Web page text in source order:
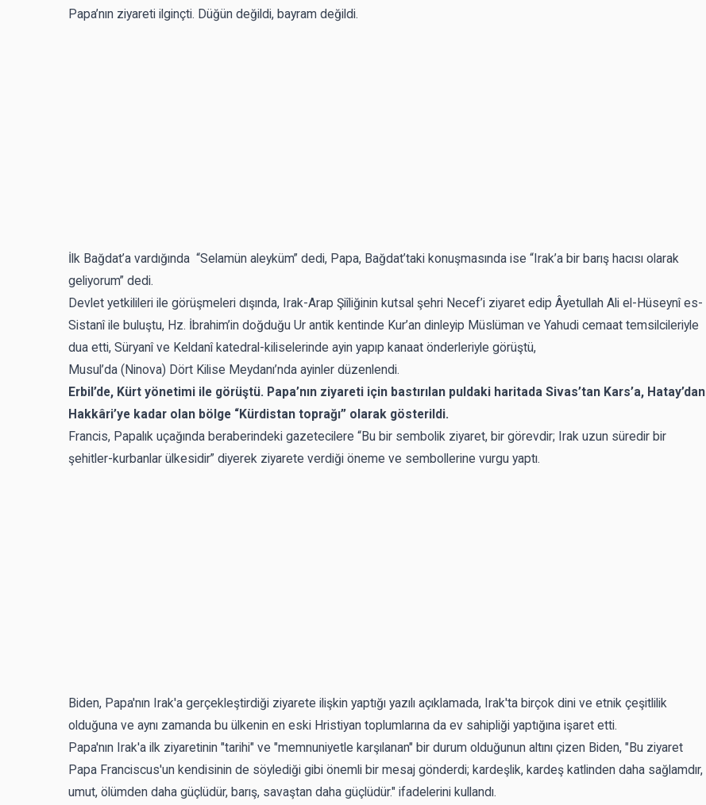
Papa’nın ziyareti ilginçti. Düğün değildi, bayram değildi.
İlk Bağdat’a vardığında “Selamün aleyküm” dedi, Papa, Bağdat’taki konuşmasında ise “Irak’a bir barış hacısı olarak
geliyorum” dedi.
Devlet yetkilileri ile görüşmeleri dışında, Irak-Arap Şiîliğinin kutsal şehri Necef’i ziyaret edip Âyetullah Ali el-Hüseynî es-
Sistanî ile buluştu, Hz. İbrahim’in doğduğu Ur antik kentinde Kur’an dinleyip Müslüman ve Yahudi cemaat temsilcileriyle
dua etti, Süryanî ve Keldanî katedral-kiliselerinde ayin yapıp kanaat önderleriyle görüştü,
Musul’da (Ninova) Dört Kilise Meydanı’nda ayinler düzenlendi.
Erbil’de, Kürt yönetimi ile görüştü. Papa’nın ziyareti için bastırılan puldaki haritada Sivas’tan Kars’a, Hatay’dan
Hakkâri’ye kadar olan bölge “Kürdistan toprağı” olarak gösterildi.
Francis, Papalık uçağında beraberindeki gazetecilere “Bu bir sembolik ziyaret, bir görevdir; Irak uzun süredir bir
şehitler-kurbanlar ülkesidir” diyerek ziyarete verdiği öneme ve sembollerine vurgu yaptı.
Biden, Papa'nın Irak'a gerçekleştirdiği ziyarete ilişkin yaptığı yazılı açıklamada, Irak'ta birçok dini ve etnik çeşitlilik
olduğuna ve aynı zamanda bu ülkenin en eski Hristiyan toplumlarına da ev sahipliği yaptığına işaret etti.
Papa'nın Irak'a ilk ziyaretinin "tarihi" ve "memnuniyetle karşılanan" bir durum olduğunun altını çizen Biden, "Bu ziyaret
Papa Franciscus'un kendisinin de söylediği gibi önemli bir mesaj gönderdi; kardeşlik, kardeş katlinden daha sağlamdır,
umut, ölümden daha güçlüdür, barış, savaştan daha güçlüdür." ifadelerini kullandı.